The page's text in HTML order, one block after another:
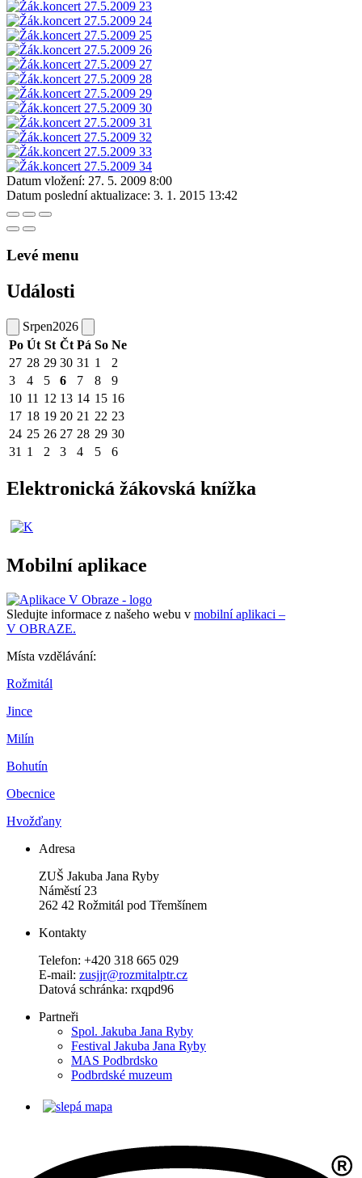
Datum vložení: 27. 5. 2009 8:00
Datum poslední aktualizace: 3. 1. 2015 13:42
Levé menu
Události
Srpen2026
Po Út St Čt Pá So Ne
27 28 29 30 31 1
2
3
4 5 6 7 8
9
10 11 12 13 14 15 16
17 18 19 20 21 22 23
24 25 26 27 28 29 30
31 1 2 3 4 5 6
Elektronická žákovská knížka
Mobilní aplikace
Sledujte informace z našeho webu v mobilní aplikaci –
V OBRAZE.
Místa vzdělávání:
Rožmitál
Jince
Milín
Bohutín
Obecnice
Hvožďany
Adresa
ZUŠ Jakuba Jana Ryby
Náměstí 23
262 42 Rožmitál pod Třemšínem
Kontakty
Telefon: +420 318 665 029
E-mail: zusjjr@rozmitalptr.cz
Datová schránka: rxqpd96
Partneři
Spol. Jakuba Jana Ryby
Festival Jakuba Jana Ryby
MAS Podbrdsko
Podbrdské muzeum